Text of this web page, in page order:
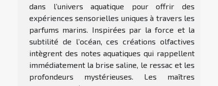
dans l’univers aquatique pour offrir des
expériences sensorielles uniques à travers les
parfums marins. Inspirées par la force et la
subtilité de l’océan, ces créations olfactives
intègrent des notes aquatiques qui rappellent
immédiatement la brise saline, le ressac et les
profondeurs mystérieuses. Les maîtres